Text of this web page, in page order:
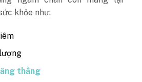
khỏe như:
thẳng